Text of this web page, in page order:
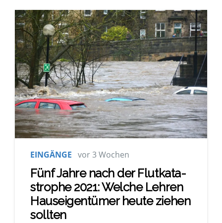
EINGÄNGE vor 3 Wochen
Fünf Jah­re nach der Flut­ka­ta­
stro­phe 2021: Wel­che Leh­ren
Haus­ei­gen­tü­mer heu­te zie­hen
soll­ten